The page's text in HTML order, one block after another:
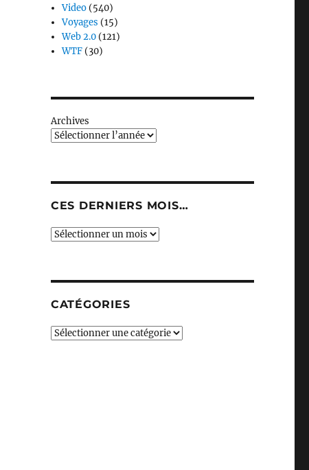
Video (540)
Voyages (15)
Web 2.0 (121)
WTF (30)
Archives
CES DERNIERS MOIS…
Ces
CATÉGORIES
Catégories